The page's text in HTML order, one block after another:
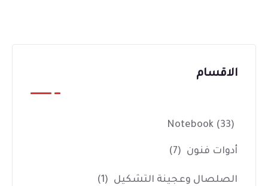
الاقسام
Notebook (33)
أدوات فنون (7)
الصلصال وعجينة التشكيل (1)